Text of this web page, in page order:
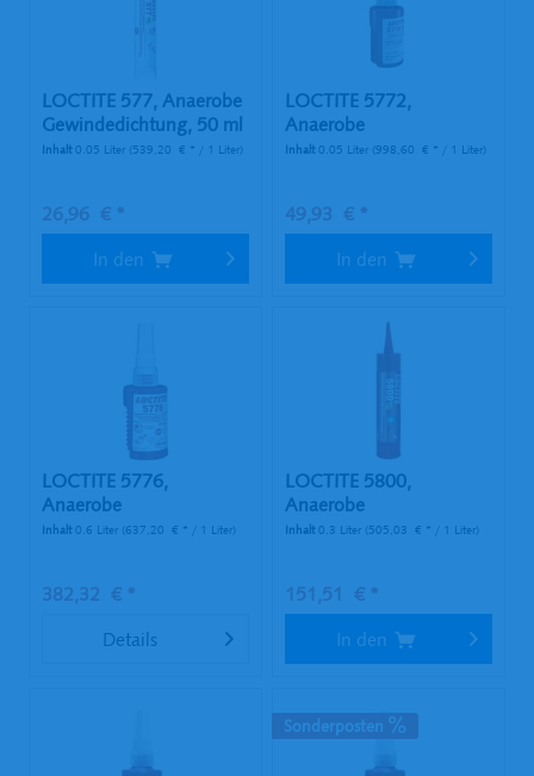
LOCTITE 577, Anaerobe
Gewindedichtung, 50 ml
Tube
Inhalt0.05 Liter (539,20 € * / 1 Liter)
26,96 € *
In den
LOCTITE 5772,
Anaerobe
Gewindedichtung, 50
Inhalt0.05 Liter (998,60 € * / 1 Liter)
49,93 € *
In den
LOCTITE 5776,
Anaerobe
Gewindedichtung, 50
Inhalt0.6 Liter (637,20 € * / 1 Liter)
382,32 € *
Details
LOCTITE 5800,
Anaerobe
Flächendichtung, 300
Inhalt0.3 Liter (505,03 € * / 1 Liter)
151,51 € *
In den
Sonderposten